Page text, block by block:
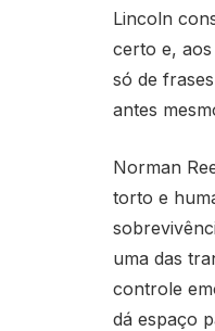
Lincoln
certo e,
só de
antes
Norman
torto e
uma das
controle
dá espaço